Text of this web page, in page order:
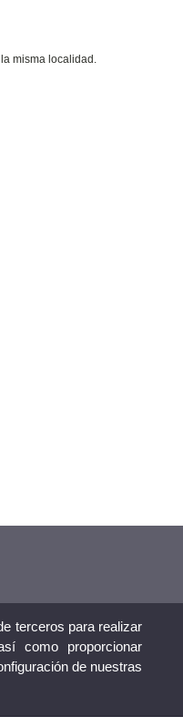
misma localidad.
terceros para realizar
como proporcionar
de nuestras